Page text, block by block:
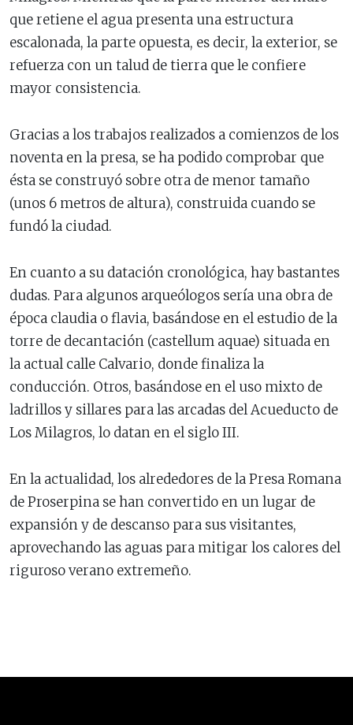
que retiene el agua presenta una estructura
escalonada, la parte opuesta, es decir, la exterior, se
refuerza con un talud de tierra que le confiere
mayor consistencia.
Gracias a los trabajos realizados a comienzos de los
noventa en la presa, se ha podido comprobar que
ésta se construyó sobre otra de menor tamaño
(unos 6 metros de altura), construida cuando se
fundó la ciudad.
En cuanto a su datación cronológica, hay bastantes
dudas. Para algunos arqueólogos sería una obra de
época claudia o flavia, basándose en el estudio de la
torre de decantación (castellum aquae) situada en
la actual calle Calvario, donde finaliza la
conducción. Otros, basándose en el uso mixto de
ladrillos y sillares para las arcadas del Acueducto de
Los Milagros, lo datan en el siglo III.
En la actualidad, los alrededores de la Presa Romana
de Proserpina se han convertido en un lugar de
expansión y de descanso para sus visitantes,
aprovechando las aguas para mitigar los calores del
riguroso verano extremeño.